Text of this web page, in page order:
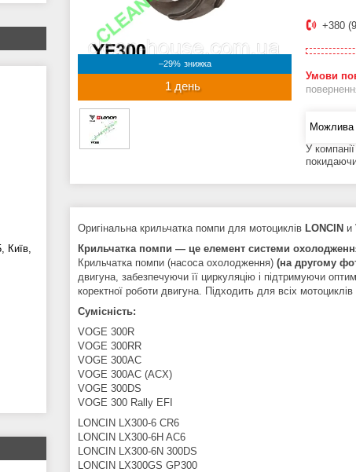
–29%
1 день
+380
У
Оригінальна крильчатка помпи для мотоциклів LONCIN и
Крильчатка помпи — це елемент системи
Крильчатка помпи (насоса охолодження) (на другому
двигуна, забезпечуючи її циркуляцію і підтримуючи
коректної роботи двигуна. Підходить для всіх мотоциклів
Сумісність:
VOGE 300R
VOGE 300RR
VOGE 300AC
VOGE 300AC (ACX)
VOGE 300DS
VOGE 300 Rally EFI
LONCIN LX300-6 CR6
LONCIN LX300-6H AC6
LONCIN LX300-6N 300DS
LONCIN LX300GS GP300
Київ,